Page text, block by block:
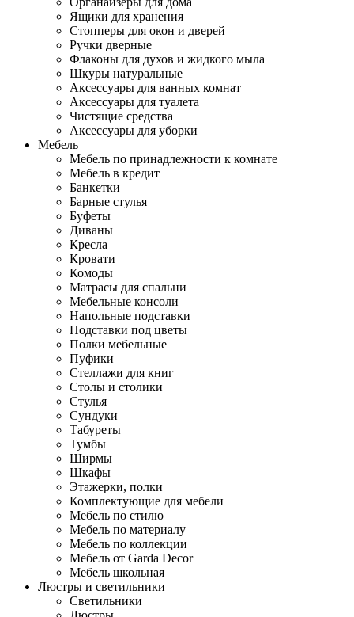
Ящики для хранения
Стопперы для окон и дверей
Ручки дверные
Флаконы для духов и жидкого мыла
Шкуры натуральные
Аксессуары для ванных комнат
Аксессуары для туалета
Чистящие средства
Аксессуары для уборки
Мебель
Мебель по принадлежности к комнате
Мебель в кредит
Банкетки
Барные стулья
Буфеты
Диваны
Кресла
Кровати
Комоды
Матрасы для спальни
Мебельные консоли
Напольные подставки
Подставки под цветы
Полки мебельные
Пуфики
Стеллажи для книг
Столы и столики
Стулья
Сундуки
Табуреты
Тумбы
Ширмы
Шкафы
Этажерки, полки
Комплектующие для мебели
Мебель по стилю
Мебель по материалу
Мебель по коллекции
Мебель от Garda Decor
Мебель школьная
Люстры и светильники
Светильники